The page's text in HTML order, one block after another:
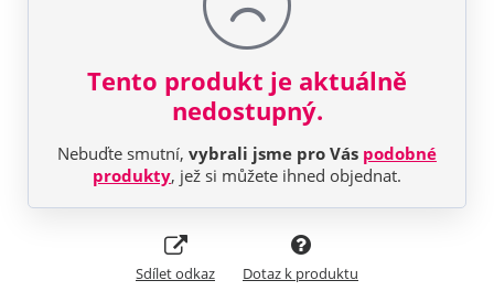
Tento produkt je aktuálně
nedostupný.
Nebuďte smutní, vybrali jsme pro Vás podobné
produkty, jež si můžete ihned objednat.
Sdílet odkaz Dotaz k produktu